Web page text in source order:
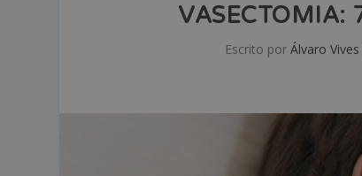
VASECTOMIA:
Escrito porÁlvaro Vives